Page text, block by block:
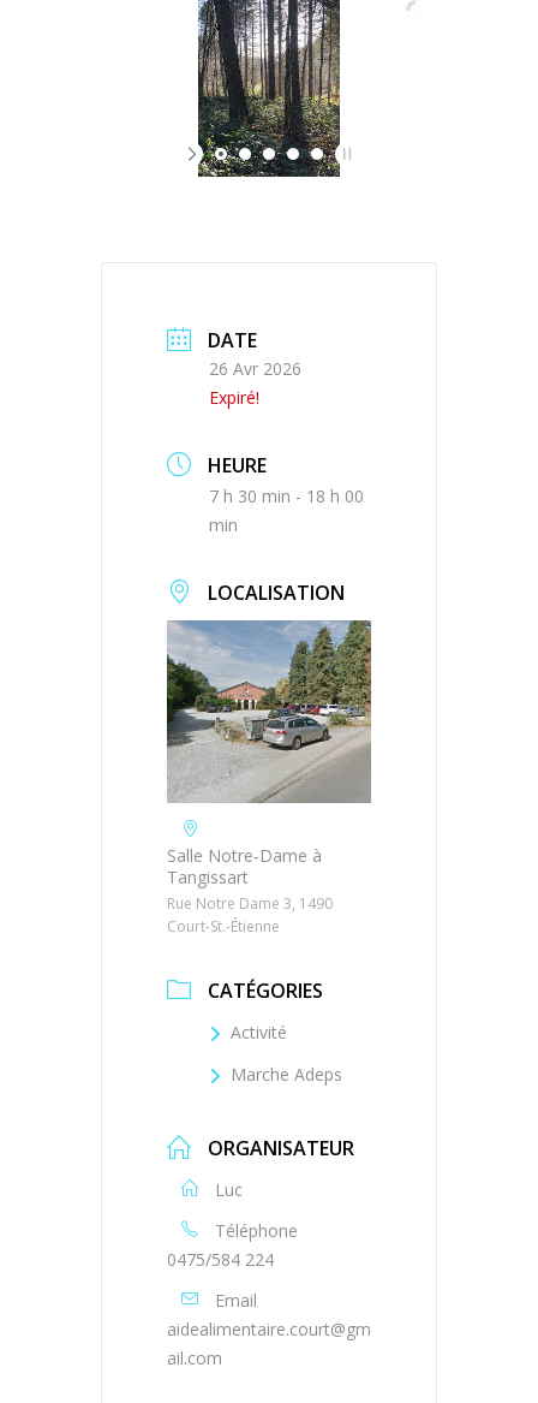
DATE
26 Avr 2026
Expiré!
HEURE
7 h 30 min - 18 h 00
min
LOCALISATION
Salle Notre‐Dame à
Tangissart
Rue Notre Dame 3, 1490
Court-St.-Étienne
CATÉGORIES
Activité
Marche Adeps
ORGANISATEUR
Luc
Téléphone
0475/584 224
Email
aidealimentaire.court@gm
ail.com